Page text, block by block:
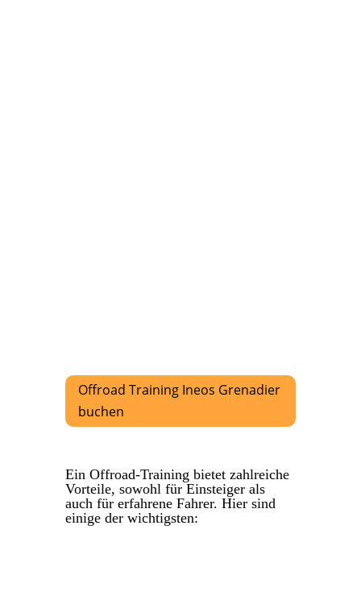
Offroad Training Ineos Grenadier
buchen
Ein Offroad-Training bietet zahlreiche
Vorteile, sowohl für Einsteiger als
auch für erfahrene Fahrer. Hier sind
einige der wichtigsten: